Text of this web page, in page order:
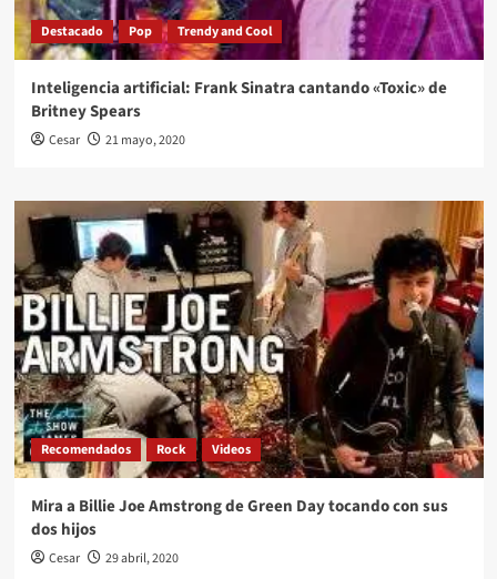
Destacado Pop Trendy and Cool
Inteligencia artificial: Frank Sinatra cantando «Toxic» de
Britney Spears
Cesar 21 mayo, 2020
Recomendados Rock Videos
Mira a Billie Joe Amstrong de Green Day tocando con sus
dos hijos
Cesar 29 abril, 2020